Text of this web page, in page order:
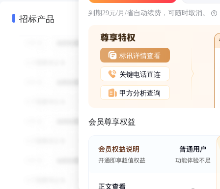
招标产品 到期29元/月/省自动续费，可随时取消。
标讯详情查看
关键电话直连
甲方分析查询
会员尊享权益